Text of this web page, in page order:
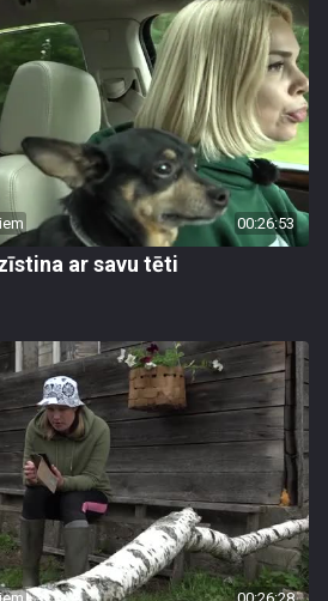
00:26:53
ar savu tēti